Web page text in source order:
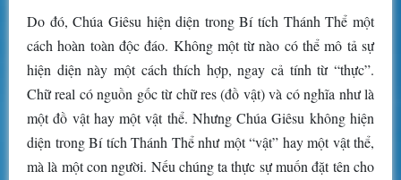
Do đó, Chúa Giêsu hiện diện trong Bí tích Thánh Thể một
cách hoàn toàn độc đáo. Không một từ nào có thể mô tả sự
hiện diện này một cách thích hợp, ngay cả tính từ “thực”.
Chữ real có nguồn gốc từ chữ res (đồ vật) và có nghĩa như là
một đồ vật hay một vật thể. Nhưng Chúa Giêsu không hiện
diện trong Bí tích Thánh Thể như một “vật” hay một vật thể,
mà là một con người. Nếu chúng ta thực sự muốn đặt tên cho